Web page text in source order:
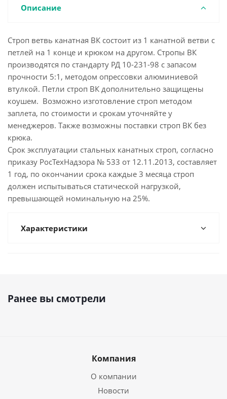
Описание
Строп ветвь канатная ВК состоит из 1 канатной ветви с
петлей на 1 конце и крюком на другом. Стропы ВК
производятся по стандарту РД 10-231-98 с запасом
прочности 5:1, методом опрессовки алюминиевой
втулкой. Петли строп ВК дополнительно защищены
коушем. Возможно изготовление строп методом
заплета, по стоимости и срокам уточняйте у
менеджеров. Также возможны поставки строп ВК без
крюка.
Срок эксплуатации стальных канатных строп, согласно
приказу РосТехНадзора № 533 от 12.11.2013, составляет
1 год, по окончании срока каждые 3 месяца строп
должен испытываться статической нагрузкой,
превышающей номинальную на 25%.
Характеристики
Ранее вы смотрели
Компания
О компании
Новости